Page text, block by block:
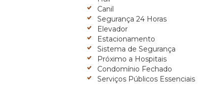
Canil
Segurança 24 Horas
Elevador
Estacionamento
Sistema de Segurança
Próximo a Hospitais
Condomínio Fechado
Serviços Públicos Essenciais